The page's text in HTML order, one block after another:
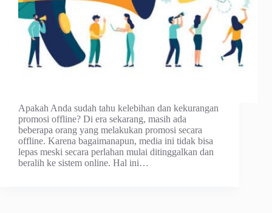
Apakah Anda sudah tahu kelebihan dan kekurangan
promosi offline? Di era sekarang, masih ada
beberapa orang yang melakukan promosi secara
offline. Karena bagaimanapun, media ini tidak bisa
lepas meski secara perlahan mulai ditinggalkan dan
beralih ke sistem online. Hal ini…